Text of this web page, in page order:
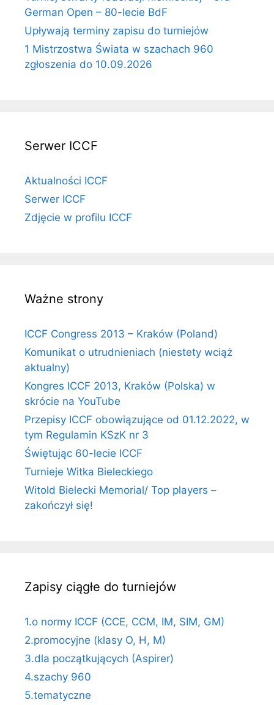
German Open – 80-lecie BdF
Upływają terminy zapisu do turniejów
1 Mistrzostwa Świata w szachach 960
zgłoszenia do 10.09.2026
Serwer ICCF
Aktualności ICCF
Serwer ICCF
Zdjęcie w profilu ICCF
Ważne strony
ICCF Congress 2013 – Kraków (Poland)
Komunikat o utrudnieniach (niestety wciąż
aktualny)
Kongres ICCF 2013, Kraków (Polska) w
skrócie na YouTube
Przepisy ICCF obowiązujące od 01.12.2022, w
tym Regulamin KSzK nr 3
Świętując 60-lecie ICCF
Turnieje Witka Bieleckiego
Witold Bielecki Memorial/ Top players –
zakończył się!
Zapisy ciągłe do turniejów
1.o normy ICCF (CCE, CCM, IM, SIM, GM)
2.promocyjne (klasy O, H, M)
3.dla początkujących (Aspirer)
4.szachy 960
5.tematyczne